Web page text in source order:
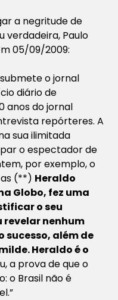
a negritude de
verdadeira, Paulo
05/09/2009:
o jornal
diário de
anos do jornal
repórteres. A
sua ilimitada
o espectador de
por exemplo, o
(**) Heraldo
Globo, fez uma
o seu
revelar nenhum
além de
Heraldo é o
a prova de que o
o Brasil não é